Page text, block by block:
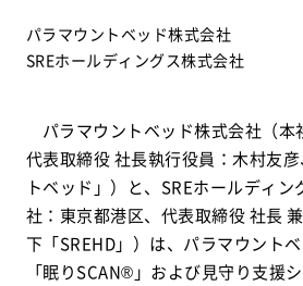
パラマウントベッド株式会社
SREホールディングス株式会社
パラマウントベッド株式会社（本
代表取締役 社長執行役員：木村友
トベッド」）と、SREホールディ
社：東京都港区、代表取締役 社長
下「SREHD」）は、パラマウント
「眠りSCAN®」および見守り支援